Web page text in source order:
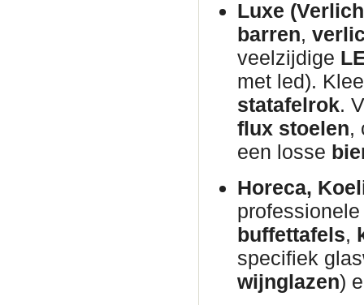
Luxe
barren,
veelzijdige
met led).
statafelrok.
flux stoelen,
een losse
Horeca,
buffettafels,
specifiek
wijnglazen)